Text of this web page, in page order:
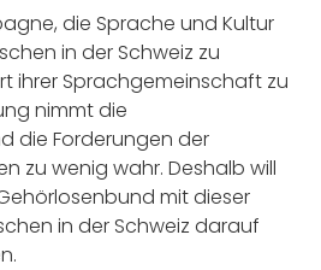
die Sprache und Kultur
in der Schweiz zu
ihrer Sprachgemeinschaft zu
nimmt die
die Forderungen der
zu wenig wahr. Deshalb will
mit dieser
in der Schweiz darauf